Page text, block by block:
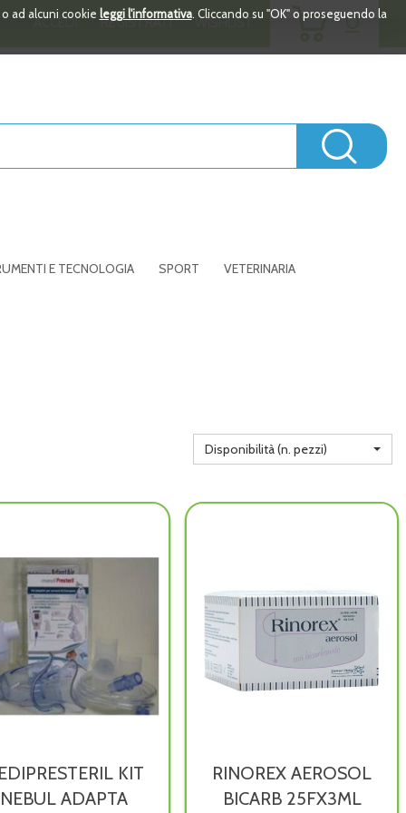
ad alcuni cookie leggi l'informativa. Cliccando su "OK" o proseguendo la
ACCEDI REGISTRATI WISHLIST 0
ARTICOLI
E TECNOLOGIA SPORT VETERINARIA
Disponibilità (n. pezzi)
KIT
NEBUL ADAPTA
RINOREX AEROSOL
BICARB 25FX3ML